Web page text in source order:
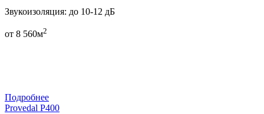
Звукоизоляция: до 10-12 дБ
от 8 560м2
Подробнее
Provedal P400